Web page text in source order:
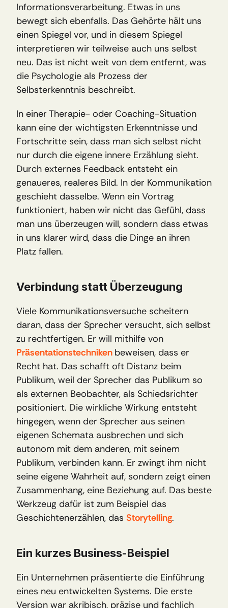
Informationsverarbeitung. Etwas in uns
bewegt sich ebenfalls. Das Gehörte hält uns
einen Spiegel vor, und in diesem Spiegel
interpretieren wir teilweise auch uns selbst
neu. Das ist nicht weit von dem entfernt, was
die Psychologie als Prozess der
Selbsterkenntnis beschreibt.
In einer Therapie- oder Coaching-Situation
kann eine der wichtigsten Erkenntnisse und
Fortschritte sein, dass man sich selbst nicht
nur durch die eigene innere Erzählung sieht.
Durch externes Feedback entsteht ein
genaueres, realeres Bild. In der Kommunikation
geschieht dasselbe. Wenn ein Vortrag
funktioniert, haben wir nicht das Gefühl, dass
man uns überzeugen will, sondern dass etwas
in uns klarer wird, dass die Dinge an ihren
Platz fallen.
Verbindung statt Überzeugung
Viele Kommunikationsversuche scheitern
daran, dass der Sprecher versucht, sich selbst
Präsentationstechniken beweisen, dass er
Recht hat. Das schafft oft Distanz beim
Publikum, weil der Sprecher das Publikum so
als externen Beobachter, als Schiedsrichter
positioniert. Die wirkliche Wirkung entsteht
hingegen, wenn der Sprecher aus seinen
eigenen Schemata ausbrechen und sich
autonom mit dem anderen, mit seinem
Publikum, verbinden kann. Er zwingt ihm nicht
seine eigene Wahrheit auf, sondern zeigt einen
Zusammenhang, eine Beziehung auf. Das beste
Werkzeug dafür ist zum Beispiel das
Geschichtenerzählen, das Storytelling.
Ein kurzes Business-Beispiel
Ein Unternehmen präsentierte die Einführung
eines neu entwickelten Systems. Die erste
Version war akribisch, präzise und fachlich